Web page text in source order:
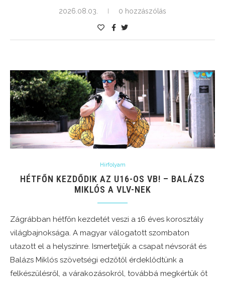
2026.08.03. 0 hozzászólás
Hírfolyam
HÉTFŐN KEZDŐDIK AZ U16-OS VB! – BALÁZS
MIKLÓS A VLV-NEK
Zágrábban hétfőn kezdetét veszi a 16 éves korosztály
világbajnoksága. A magyar válogatott szombaton
utazott el a helyszínre. Ismertetjük a csapat névsorát és
Balázs Miklós szövetségi edzőtől érdeklődtünk a
felkészülésről, a várakozásokról, továbbá megkértük őt